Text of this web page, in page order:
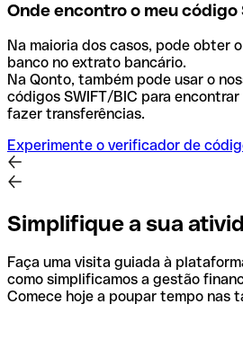
Onde encontro o meu código
Na maioria dos casos, pode obter
banco no extrato bancário.
Na Qonto, também pode usar o
códigos SWIFT/BIC para
fazer transferências.
Experimente o verificador de
Simplifique a sua
Faça uma visita guiada à
como simplificamos a gestão
Comece hoje a poupar tempo nas